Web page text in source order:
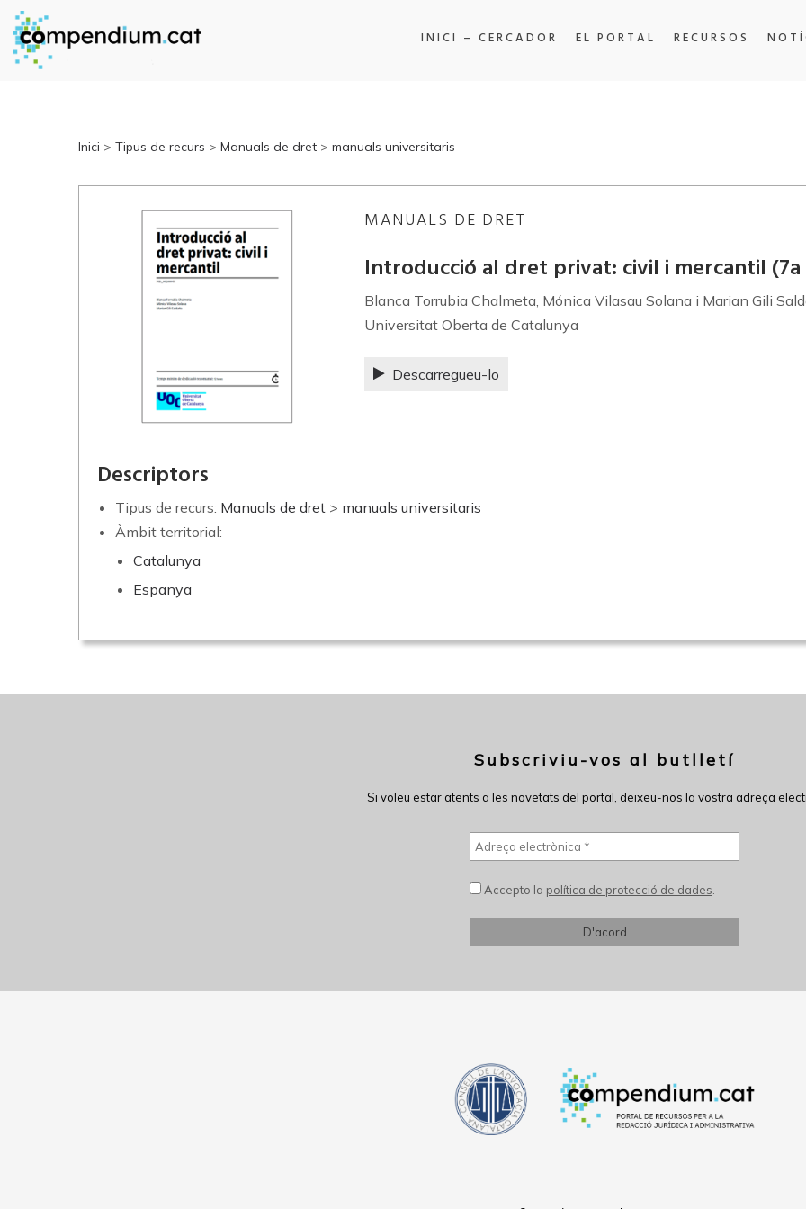
INICI – CERCADOR EL PORTAL RECURSOS
Inici > Tipus de recurs > Manuals de dret > manuals universitaris
MANUALS DE DRET
Introducció al dret privat: civil i mercantil (7a
Blanca Torrubia Chalmeta, Mónica Vilasau Solana i Marian Gili
Universitat Oberta de Catalunya
Descarregueu-lo
Descriptors
Tipus de recurs: Manuals de dret > manuals universitaris
Àmbit territorial:
Catalunya
Espanya
Subscriviu-vos al butlletí
Si voleu estar atents a les novetats del portal, deixeu-nos la vostra adreça
Accepto la política de protecció de dades